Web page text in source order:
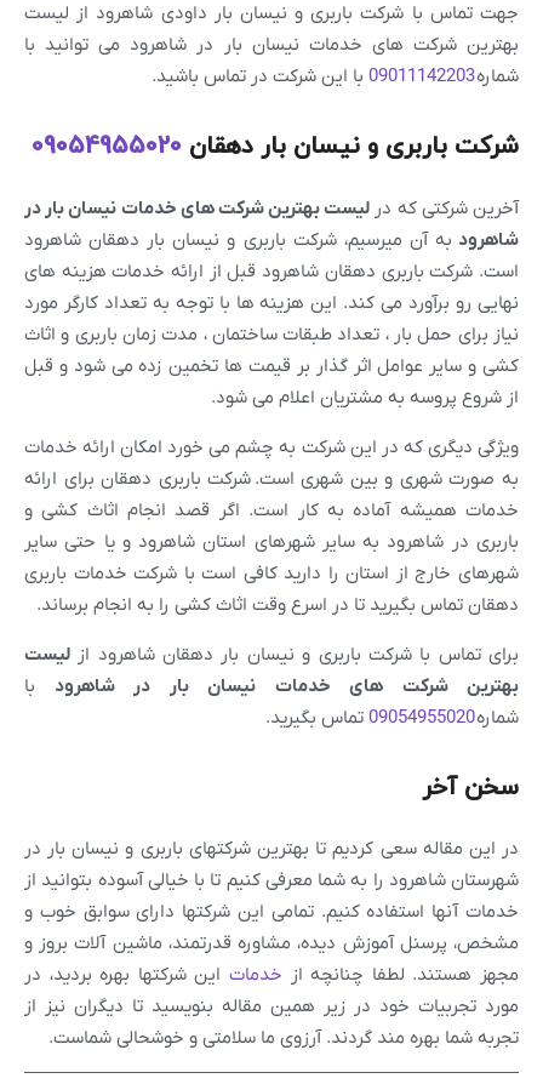
جهت تماس با شرکت باربری و نیسان بار داودی شاهرود از لیست
بهترین شرکت های خدمات نیسان بار در شاهرود می توانید با
شماره09011142203 با این شرکت در تماس باشید.
شرکت باربری و نیسان بار دهقان 09054955020
آخرین شرکتی که در لیست بهترین شرکت های خدمات نیسان بار در
شاهرود به آن میرسیم، شرکت باربری و نیسان بار دهقان شاهرود
است. شرکت باربری دهقان شاهرود قبل از ارائه خدمات هزینه های
نهایی رو برآورد می کند. این هزینه ها با توجه به تعداد کارگر مورد
نیاز برای حمل بار ، تعداد طبقات ساختمان ، مدت زمان باربری و اثاث
کشی و سایر عوامل اثر گذار بر قیمت ها تخمین زده می شود و قبل
از شروع پروسه به مشتریان اعلام می شود.
ویژگی دیگری که در این شرکت به چشم می خورد امکان ارائه خدمات
به صورت شهری و بین شهری است. شرکت باربری دهقان برای ارائه
خدمات همیشه آماده به کار است. اگر قصد انجام اثاث کشی و
باربری در شاهرود به سایر شهرهای استان شاهرود و یا حتی سایر
شهرهای خارج از استان را دارید کافی است با شرکت خدمات باربری
دهقان تماس بگیرید تا در اسرع وقت اثاث کشی را به انجام برساند.
برای تماس با شرکت باربری و نیسان بار دهقان شاهرود از لیست
بهترین شرکت های خدمات نیسان بار در شاهرود با
شماره09054955020 تماس بگیرید.
سخن آخر
در این مقاله سعی کردیم تا بهترین شرکتهای باربری و نیسان بار در
شهرستان شاهرود را به شما معرفی کنیم تا با خیالی آسوده بتوانید از
خدمات آنها استفاده کنیم. تمامی این شرکتها دارای سوابق خوب و
مشخص، پرسنل آموزش دیده، مشاوره قدرتمند، ماشین آلات بروز و
مجهز هستند. لطفا چنانچه از خدمات این شرکتها بهره بردید، در
مورد تجربیات خود در زیر همین مقاله بنویسید تا دیگران نیز از
تجربه شما بهره مند گردند. آرزوی ما سلامتی و خوشحالی شماست.